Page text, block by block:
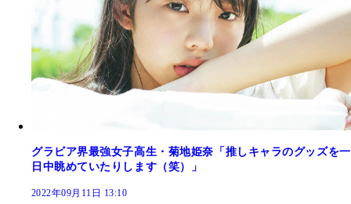
グラビア界最強女子高生・菊地姫奈「推しキャラのグッズを一
日中眺めていたりします（笑）」
2022年09月11日 13:10